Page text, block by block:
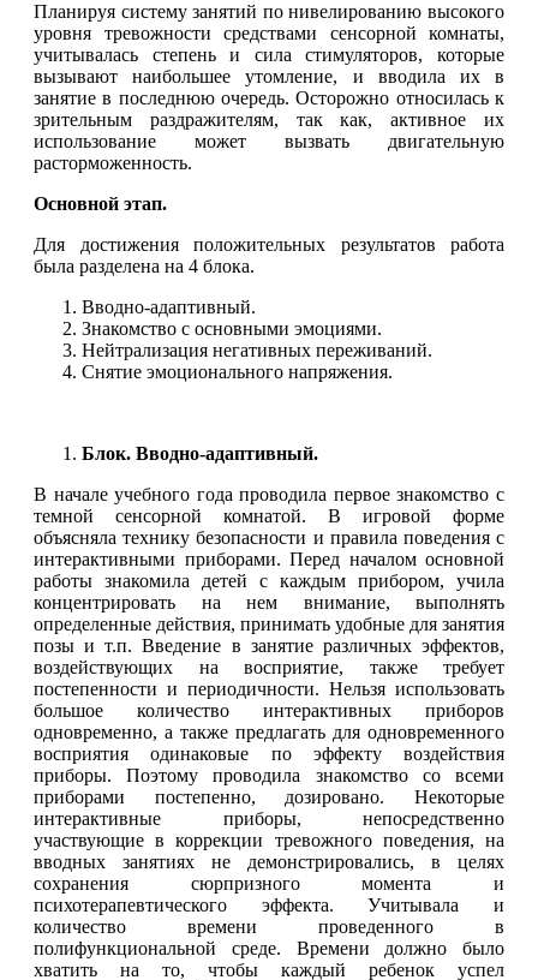
Планируя систему занятий по нивелированию высокого
уровня тревожности средствами сенсорной комнаты,
учитывалась степень и сила стимуляторов, которые
вызывают наибольшее утомление, и вводила их в
занятие в последнюю очередь. Осторожно относилась к
зрительным раздражителям, так как, активное их
использование может вызвать двигательную
расторможенность.
Основной этап.
Для достижения положительных результатов работа
была разделена на 4 блока.
Вводно-адаптивный.
Знакомство с основными эмоциями.
Нейтрализация негативных переживаний.
Снятие эмоционального напряжения.
Блок. Вводно-адаптивный.
В начале учебного года проводила первое знакомство с
темной сенсорной комнатой. В игровой форме
объясняла технику безопасности и правила поведения с
интерактивными приборами. Перед началом основной
работы знакомила детей с каждым прибором, учила
концентрировать на нем внимание, выполнять
определенные действия, принимать удобные для занятия
позы и т.п. Введение в занятие различных эффектов,
воздействующих на восприятие, также требует
постепенности и периодичности. Нельзя использовать
большое количество интерактивных приборов
одновременно, а также предлагать для одновременного
восприятия одинаковые по эффекту воздействия
приборы. Поэтому проводила знакомство со всеми
приборами постепенно, дозировано. Некоторые
интерактивные приборы, непосредственно
участвующие в коррекции тревожного поведения, на
вводных занятиях не демонстрировались, в целях
сохранения сюрпризного момента и
психотерапевтического эффекта. Учитывала и
количество времени проведенного в
полифункциональной среде. Времени должно было
хватить на то, чтобы каждый ребенок успел